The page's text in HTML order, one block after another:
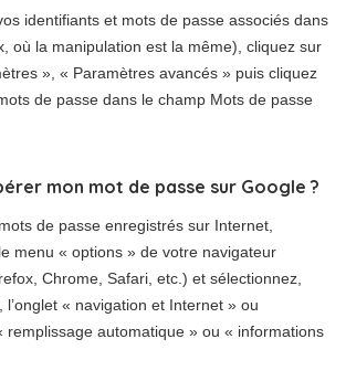
identifiants et mots de passe associés dans
où la manipulation est la même), cliquez sur
», « Paramètres avancés » puis cliquez
de passe dans le champ Mots de passe
mon mot de passe sur Google ?
de passe enregistrés sur Internet,
menu « options » de votre navigateur
Chrome, Safari, etc.) et sélectionnez,
l’onglet « navigation et Internet » ou
remplissage automatique » ou « informations